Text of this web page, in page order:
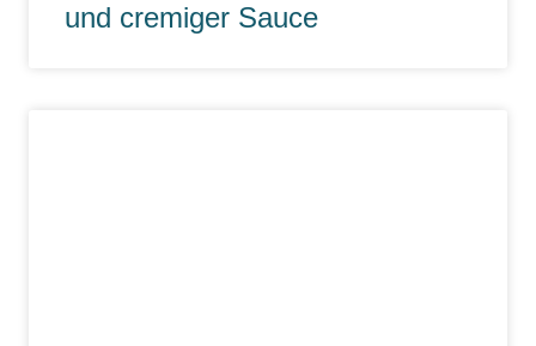
und cremiger Sauce